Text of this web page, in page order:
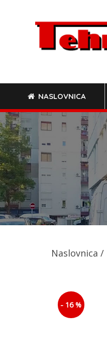
NASLOVNICA
Naslovnica /
- 16 %